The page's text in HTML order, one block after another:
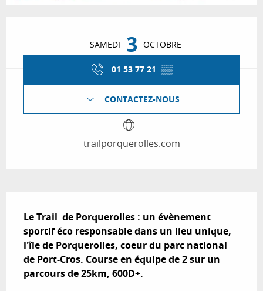
SAMEDI 3 OCTOBRE
01 53 77 21 ▒▒
CONTACTEZ-NOUS
trailporquerolles.com
Le Trail  de Porquerolles : un évènement
sportif éco responsable dans un lieu unique,
l'île de Porquerolles, coeur du parc national
de Port-Cros. Course en équipe de 2 sur un
parcours de 25km, 600D+.